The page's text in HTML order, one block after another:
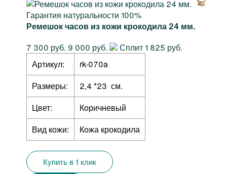
Гарантия натуральности 100%
Ремешок часов из кожи крокодила 24 мм.
7 300 руб. 9 000 руб.
Сплит 1 825 руб.
Артикул:
rk-070a
Размеры:
2,4 *23 см.
Цвет:
Коричневый
Вид кожи:
Кожа крокодила
Купить в 1 клик